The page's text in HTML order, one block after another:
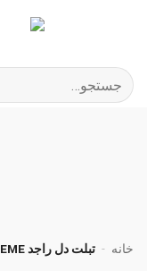
جستجو
برای:
خانه - تبلت دل راجد DELL LATITUDE 7030 RUGGED EXTREME